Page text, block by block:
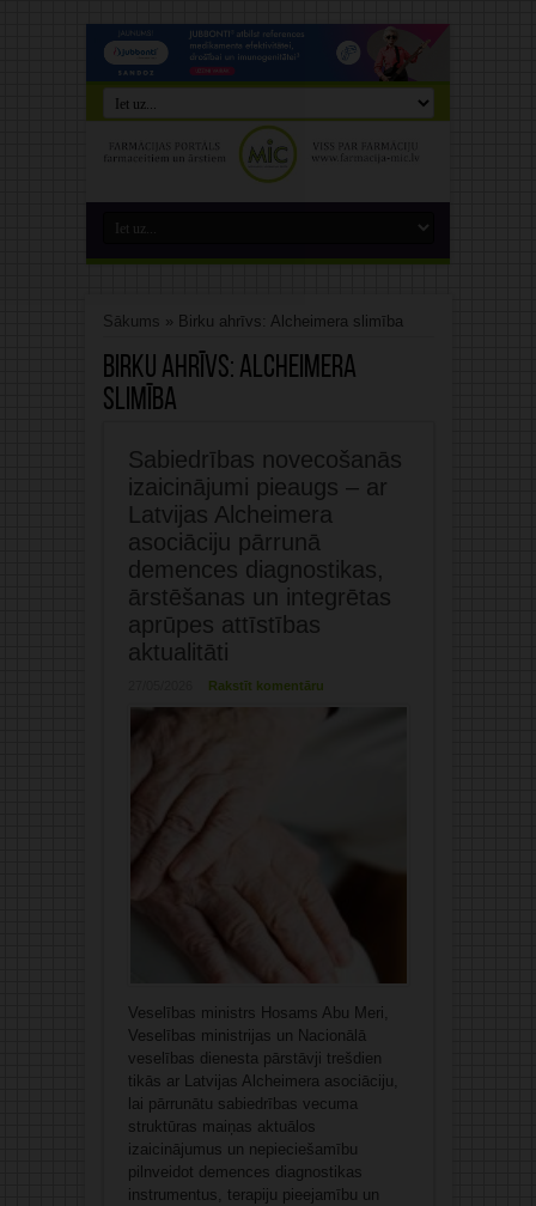
Sākums » Birku ahrīvs: Alcheimera slimība
Birku ahrīvs: Alcheimera
slimība
Sabiedrības novecošanās
izaicinājumi pieaugs – ar
Latvijas Alcheimera
asociāciju pārrunā
demences diagnostikas,
ārstēšanas un integrētas
aprūpes attīstības
aktualitāti
Rakstīt komentāru
Veselības ministrs Hosams Abu Meri,
Veselības ministrijas un Nacionālā
veselības dienesta pārstāvji trešdien
tikās ar Latvijas Alcheimera asociāciju,
lai pārrunātu sabiedrības vecuma
struktūras maiņas aktuālos
izaicinājumus un nepieciešamību
pilnveidot demences diagnostikas
instrumentus, terapiju pieejamību un